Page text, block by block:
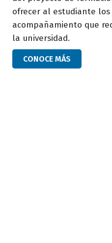
bloque
texto
ofrecer al estudiante los
acompañamiento que
la universidad.
button
bloque
CONOCE MÁS